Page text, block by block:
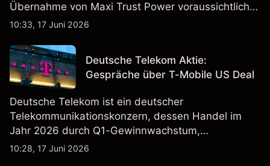
Übernahme von Maxi Trust Power voraussichtlich
40 Mio. € zum Umsatz von DEUTZ Energy
Vergangenheit ist kein verlässlicher Indikator für
zukünftige Ergebnisse.
10:33, 17 Juni 2026
Deutsche Telekom Aktie:
Gespräche über T-Mobile US Deal
Deutsche Telekom ist ein deutscher
Telekommunikationskonzern, dessen Handel im
Jahr 2026 durch Q1-Gewinnwachstum,
Aktienrückkäufe und Berichte über einen möglichen
10:28, 17 Juni 2026